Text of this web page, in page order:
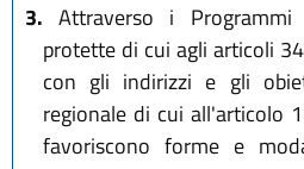
3. Attraverso i
protette di cui agli articoli
con gli indirizzi e gli
regionale di cui all'articolo
favoriscono forme e